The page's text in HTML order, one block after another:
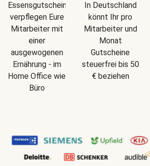
Essensgutscheine
verpflegen Eure
Mitarbeiter mit
einer
ausgewogenen
Ernährung - im
Home Office wie
Büro
In Deutschland
könnt Ihr pro
Mitarbeiter und
Monat
Gutscheine
steuerfrei bis 50
€ beziehen